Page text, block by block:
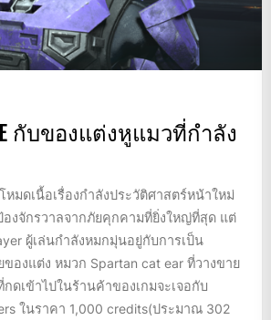
กับของแต่งหูแมวที่กำลัง
มดเนื้อเรื่องกำลังประวัติศาสตร์หน้าใหม่
องจักรวาลจากภัยคุกคามที่ยิ่งใหญ่ที่สุด แต่
ผู้เล่นกำลังหมกมุ่นอยู่กับการเป็น
ของแต่ง หมวก Spartan cat ear ที่วางขาย
ดเข้าไปในร้านค้าของเกมจะเจอกับ
ในราคา 1,000 credits(ประมาณ 302